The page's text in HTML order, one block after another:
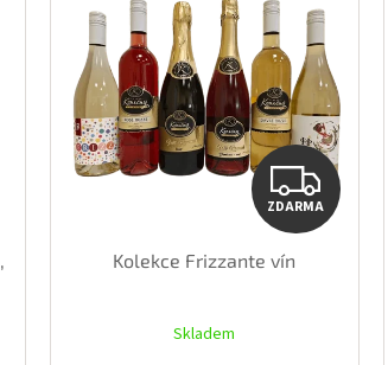
ZDARMA
Kolekce Frizzante vín
Skladem